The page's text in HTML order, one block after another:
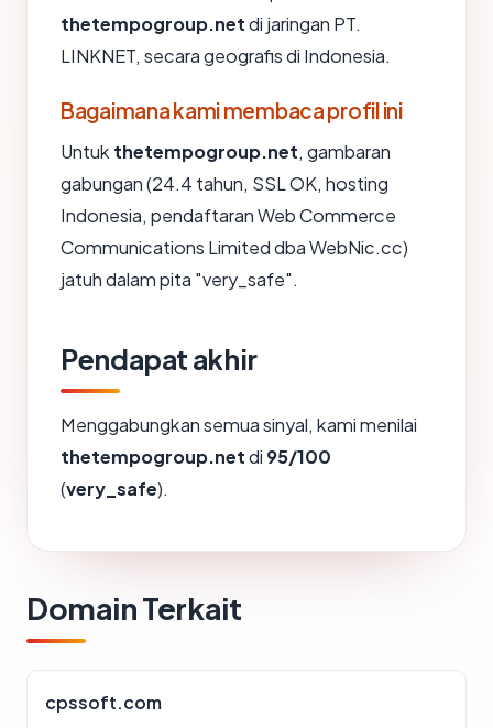
thetempogroup.netdi jaringan PT.
LINKNET, secara geografis di Indonesia.
Bagaimana kami membaca profil ini
Untuk thetempogroup.net, gambaran
gabungan (24.4 tahun, SSL OK, hosting
Indonesia, pendaftaran Web Commerce
Communications Limited dba WebNic.cc)
jatuh dalam pita "very_safe".
Pendapat akhir
Menggabungkan semua sinyal, kami menilai
thetempogroup.netdi 95/100
(very_safe).
Domain Terkait
cpssoft.com